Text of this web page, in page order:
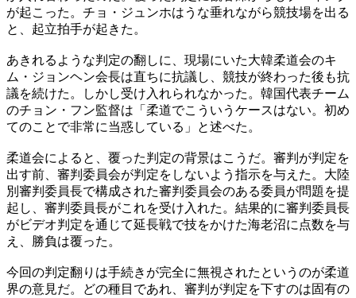
が起こった。チョ・ジュンホはうな垂れながら競技場を出る
と、起立拍手が起きた。
あきれるような判定の翻しに、現場にいた大韓柔道会のキ
ム・ジョンヘン会長は直ちに抗議し、競技が終わった後も抗
議を続けた。しかし受け入れられなかった。韓国代表チーム
のチョン・フン監督は「柔道でこういうケースはない。初め
てのことで非常に当惑している」と述べた。
柔道会によると、覆った判定の背景はこうだ。審判が判定を
出す前、審判委員会が判定をしないよう指示を与えた。大陸
別審判委員長で構成された審判委員会のある委員が問題を提
起し、審判委員長がこれを受け入れた。結果的に審判委員長
がビデオ判定を通じて延長戦で技をかけた海老沼に点数を与
え、勝負は覆った。
今回の判定翻りは手続きが完全に無視されたというのが柔道
界の意見だ。どの種目であれ、審判が判定を下すのは固有の